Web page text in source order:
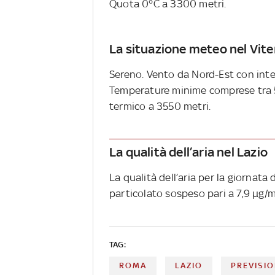
Quota 0°C a 3300 metri.
La situazione meteo nel
Sereno. Vento da Nord-Est con
Temperature minime comprese tra
termico a 3550 metri.
La qualità dell’aria nel Lazio
La qualità dell’aria per la giornata
particolato sospeso pari a 7,9 µg/
TAG:
ROMA LAZIO